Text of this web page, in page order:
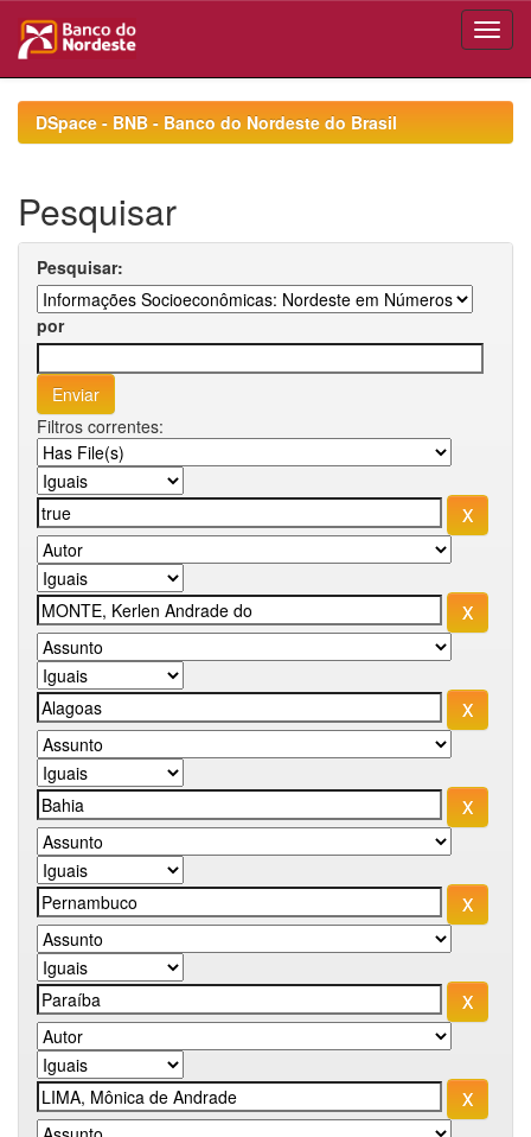
navigationDSpace - BNB - Banco do Nordeste do Brasil
Pesquisar
Pesquisar:
por
Filtros correntes: